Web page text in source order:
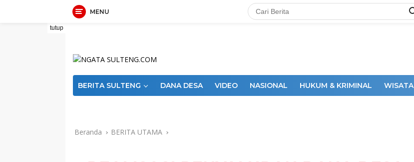
MENU
tutup
BERITA SULTENG DANA DESA VIDEO NASIONAL HUKUM & KRIMINAL WISATA
Beranda BERITA UTAMA